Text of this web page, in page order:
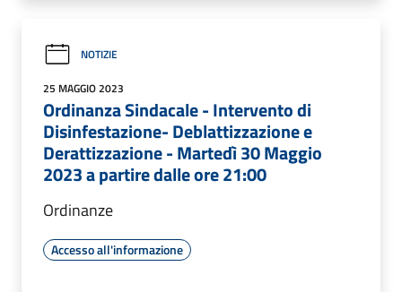
NOTIZIE
25 MAGGIO 2023
Ordinanza Sindacale - Intervento di
Disinfestazione- Deblattizzazione e
Derattizzazione - Martedì 30 Maggio
2023 a partire dalle ore 21:00
Ordinanze
Accesso all'informazione